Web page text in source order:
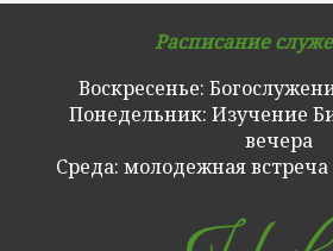
Расписание
Воскресенье:
Понедельник: Изучение
вечера
Cреда: молодежная встреча